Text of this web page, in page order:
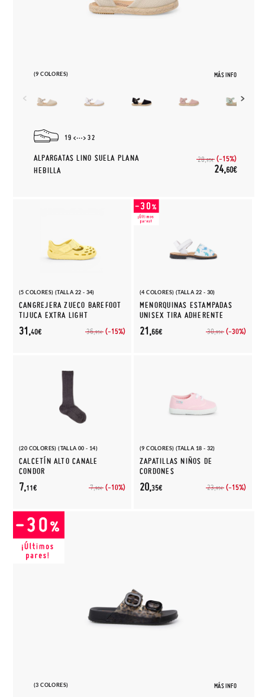
(9 COLORES) MÁS INFO
19 32
ALPARGATAS LINO SUELA PLANA
HEBILLA
28,95€ (-15%)
24,60€
(5 COLORES) (TALLA 22 - 34)
CANGREJERA ZUECO BAREFOOT
TIJUCA EXTRA LIGHT
36,95€ (-15%)
31,40€
(4 COLORES) (TALLA 22 - 30)
MENORQUINAS ESTAMPADAS
UNISEX TIRA ADHERENTE
30,95€ (-30%)
21,66€
(20 COLORES) (TALLA 00 - 14)
CALCETÍN ALTO CANALE
CONDOR
7,90€ (-10%)
7,11€
(9 COLORES) (TALLA 18 - 32)
ZAPATILLAS NIÑOS DE
CORDONES
23,95€ (-15%)
20,35€
(3 COLORES) MÁS INFO